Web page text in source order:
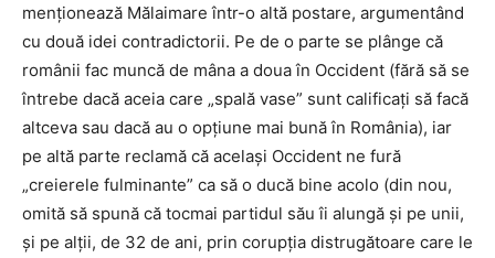
menționează Mălaimare într-o altă postare, argumentând
cu două idei contradictorii. Pe de o parte se plânge că
românii fac muncă de mâna a doua în Occident (fără să se
întrebe dacă aceia care „spală vase” sunt calificați să facă
altceva sau dacă au o opțiune mai bună în România), iar
pe altă parte reclamă că același Occident ne fură
„creierele fulminante” ca să o ducă bine acolo (din nou,
omită să spună că tocmai partidul său îi alungă și pe unii,
și pe alții, de 32 de ani, prin corupția distrugătoare care le